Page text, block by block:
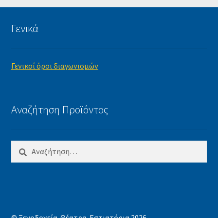
Γενικά
Γενικοί όροι διαγωνισμών
Αναζήτηση Προϊόντος
Αναζήτηση